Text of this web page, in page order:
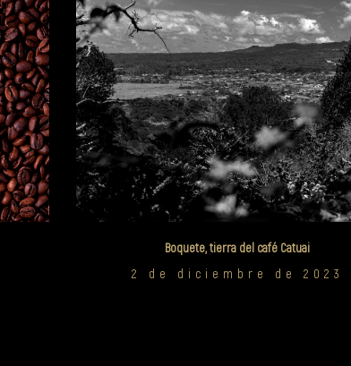
Boquete, tierra del café Catuai
2 de diciembre de 2023